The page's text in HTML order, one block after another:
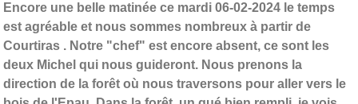
Encore une belle matinée ce mardi 06-02-2024 le temps
est agréable et nous sommes nombreux à partir de
Courtiras . Notre "chef" est encore absent, ce sont les
deux Michel qui nous guideront. Nous prenons la
direction de la forêt où nous traversons pour aller vers le